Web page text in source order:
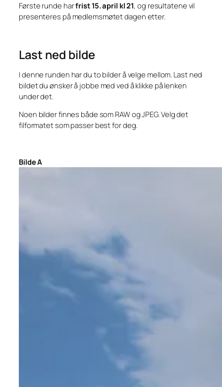
Første runde harfrist 15. april kl 21, og resultatene vil
presenteres på medlemsmøtet dagen etter.
Last ned bilde
I denne runden har du to bilder å velge mellom. Last ned
bildet du ønsker å jobbe med ved å klikke på lenken
under det.
Noen bilder finnes både som RAW og JPEG. Velg det
filformatet som passer best for deg.
Bilde A